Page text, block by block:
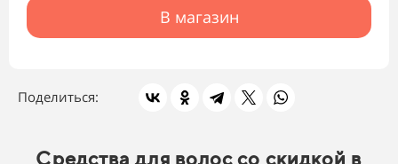
В магазин
Поделиться:
Средства для волос со скидкой в